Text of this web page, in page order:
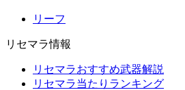
リーフ
リセマラ情報
リセマラおすすめ武器解説
リセマラ当たりランキング